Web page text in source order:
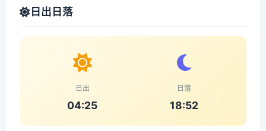
日出日落
日出
04:25
日落
18:52